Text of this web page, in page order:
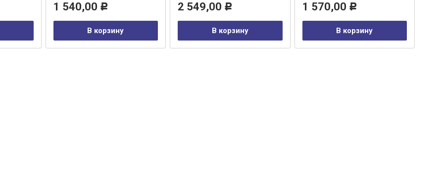
1 540,00 Р
В корзину
2 549,00 Р
В корзину
1 570,00 Р
В корзину